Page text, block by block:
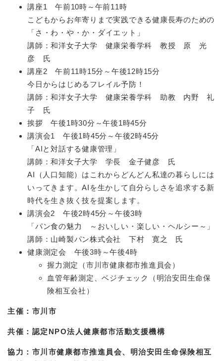
講座1 午前10時～午前11時
こどもからお年寄りまで実践できる健康長寿のための
「さ・わ・や・か・ダイエット」
講師：和洋女子大学 健康栄養学科 教授 原 光
彦 氏
講座2 午前11時15分～午後12時15分
今日からはじめるフレイル予防！
講師：和洋女子大学 健康栄養学科 助教 内野 礼
子 氏
挨拶 午後1時30分～午後1時45分
講演会1 午後1時45分～午後2時45分
「AIと対話する健康管理」
講師：和洋女子大学 学長 金子健彦 氏
AI（人口知能）はこれからどんどん私達の暮らしには
いってきます。AIを生かして自分らしさを追求する新
時代を生き抜く技を提案します。
講演会2 午後2時45分～午後3時
「パン食の魅力 ～おいしい・楽しい・ヘルシー～」
講師：山崎製パン株式会社 下村 寛之 氏
健康測定会 午後3時～午後4時
握力測定（市川市健康都市推進員会）
血管年齢測定、ベジチェック（明治安田生命保
険相互会社）
主催：市川市
共催：認定NPO法人健康都市活動支援機構
協力：市川市健康都市推進員会、明治安田生命保険相互